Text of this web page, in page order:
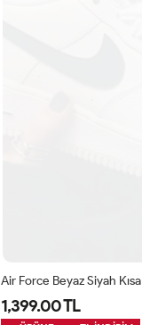
Air Force Beyaz Siyah Kısa
1,399.00 TL